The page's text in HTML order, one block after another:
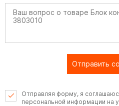
Отправить
Отправляя форму, я
персональной информации на